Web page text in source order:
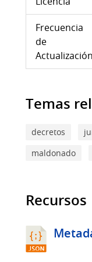
Frecuencia
de
Actualización
Temas
decretos
maldonado
Recursos